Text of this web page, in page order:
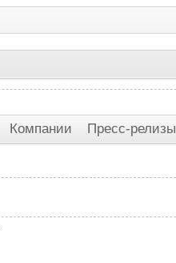
Компании Пресс-релизы